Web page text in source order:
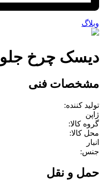
وبلاگ
دیسک چرخ جلو RX350
مشخصات فنی
تولید کننده:
ژاپن
گروه کالا:
محل کالا:
انبار
جنس:
حمل و نقل